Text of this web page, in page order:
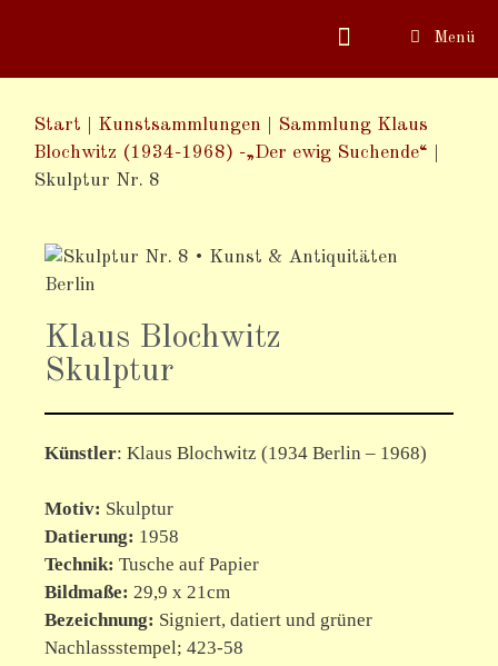
Menü
Start Kunstsammlungen
Sammlung Klaus
Blochwitz (1934-1968) -„Der ewig Suchende“
Skulptur Nr. 8
Klaus Blochwitz
Skulptur
Künstler: Klaus Blochwitz (1934 Berlin – 1968)
Motiv: Skulptur
Datierung: 1958
Technik: Tusche auf Papier
Bildmaße: 29,9 x 21cm
Bezeichnung: Signiert, datiert und grüner
Nachlassstempel; 423-58